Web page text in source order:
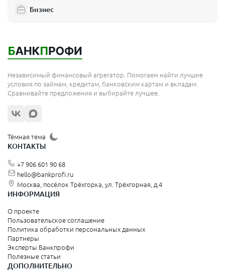
Бизнес
Независимый финансовый агрегатор. Помогаем найти лучшие
условия по займам, кредитам, банковским картам и вкладам.
Сравнивайте предложения и выбирайте лучшее.
Тёмная тема
КОНТАКТЫ
+7 906 601 90 68
hello@bankprofi.ru
Москва, посёлок Трёхгорка, ул. Трёхгорная, д.4
ИНФОРМАЦИЯ
О проекте
Пользовательское соглашение
Политика обработки персональных данных
Партнеры
Эксперты Банкпрофи
Полезные статьи
ДОПОЛНИТЕЛЬНО